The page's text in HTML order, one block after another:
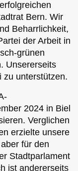
Bern. Wir
Beharrlichkeit,
der Arbeit in
grünen
Unsererseits
zu unterstützen.
2024 in Biel
Verglichen
erzielte unsere
für den
Stadtparlament
ist andererseits